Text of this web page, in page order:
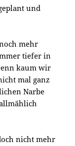
und
mehr
tiefer in
kaum wir
mal ganz
Narbe
nicht mehr